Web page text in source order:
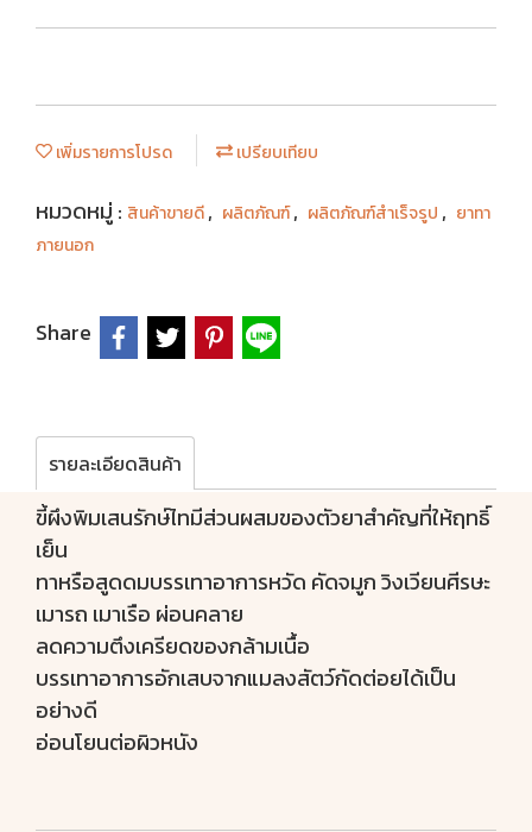
เพิ่มรายการโปรด เปรียบเทียบ
หมวดหมู่ : สินค้าขายดี, ผลิตภัณฑ์, ผลิตภัณฑ์สำเร็จรูป , ยาทา
ภายนอก
Share
รายละเอียดสินค้า
ขี้ผึงพิมเสนรักษ์ไทมีส่วนผสมของตัวยาสำคัญที่ให้ฤทธิ์
เย็น
ทาหรือสูดดมบรรเทาอาการหวัด คัดจมูก วิงเวียนศีรษะ
เมารถ เมาเรือ ผ่อนคลาย
ลดความตึงเครียดของกล้ามเนื้อ
บรรเทาอาการอักเสบจากแมลงสัตว์กัดต่อยได้เป็น
อย่างดี
อ่อนโยนต่อผิวหนัง